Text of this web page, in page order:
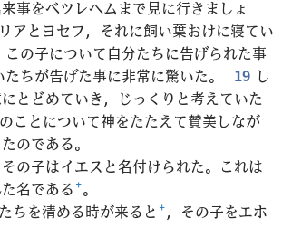
事をベツレヘムまで見に行きましょ
アとヨセフ，それに飼い葉おけに寝てい
この子について自分たちに告げられた事
ちが告げた事に非常に驚いた。 19 し
とどめていき，じっくりと考えていた
ことについて神をたたえて賛美しなが
のである。
の子はイエスと名付けられた。これは
名である+。
ちを清める時が来ると +，その子をエホ